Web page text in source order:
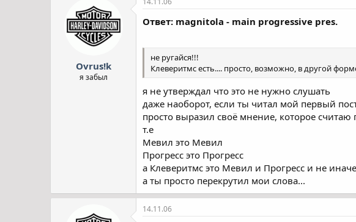
Ovrus!k
я забыл
Ответ: magnitola - main progressive pres.
не ругайся!!!
Клеверитмс есть.... просто, возможно, в другой
я не утверждал что это не нужно слушать
даже наоборот, если ты читал мой первый
просто выразил своё мнение, которое
т.е
Мевил это Мевил
Прогресс это Прогресс
а Клеверитмс это Мевил и Прогресс и не иначе
а ты просто перекрутил мои слова...
14.11.06